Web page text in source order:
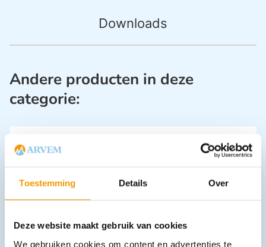
Toestemming Details Over
Deze website maakt gebruik van cookies
We gebruiken cookies om content en advertenties te
Downloads
Andere producten in deze
categorie:
Vingerspalk NOBARIGID open spalk
€ 1,79 1,98